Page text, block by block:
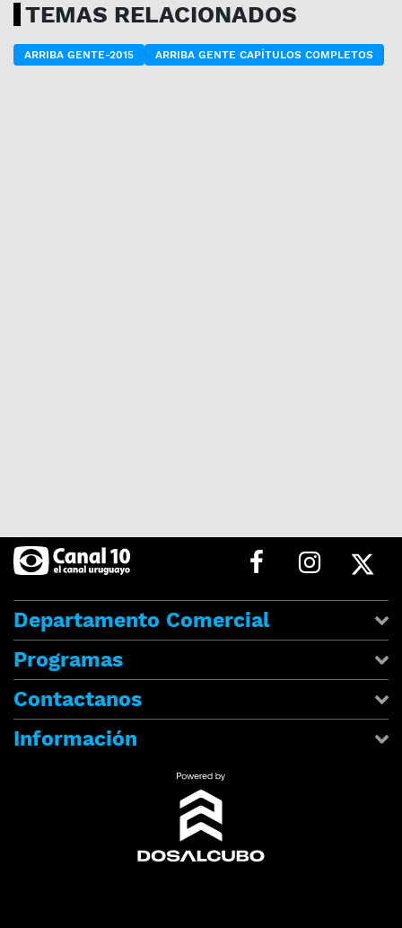
TEMAS RELACIONADOS
ARRIBA GENTE-2015 ARRIBA GENTE CAPÍTULOS COMPLETOS
Departamento Comercial
Programas
Contactanos
Información